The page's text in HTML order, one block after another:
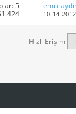
5
10-14-
Hızlı Erişim